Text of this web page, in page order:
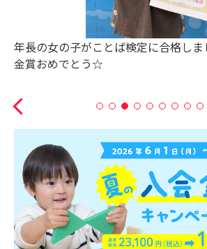
工作さかなつりイベント①
自分で作ったおさかなを釣りあげたよ！